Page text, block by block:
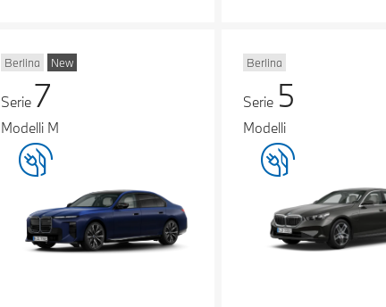
Berlina New
Serie 7
Modelli M
Berlina
Serie 5
Modelli